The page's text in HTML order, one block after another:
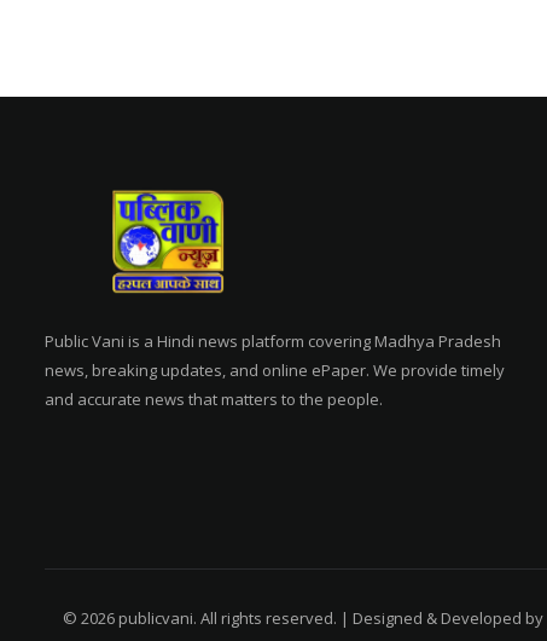
Public Vani is a Hindi news platform covering Madhya Pradesh
news, breaking updates, and online ePaper. We provide timely
and accurate news that matters to the people.
© 2026 publicvani. All rights reserved. | Designed & Developed by